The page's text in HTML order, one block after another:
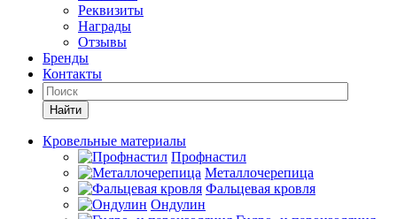
Реквизиты
Награды
Отзывы
Бренды
Контакты
Найти
Кровельные материалы
Профнастил
Металлочерепица
Фальцевая кровля
Ондулин